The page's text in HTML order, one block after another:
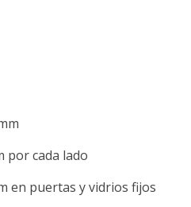
por cada lado
en puertas y vidrios fijos